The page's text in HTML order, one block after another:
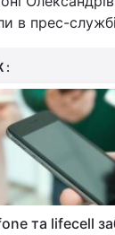
в прес-
та lifecell